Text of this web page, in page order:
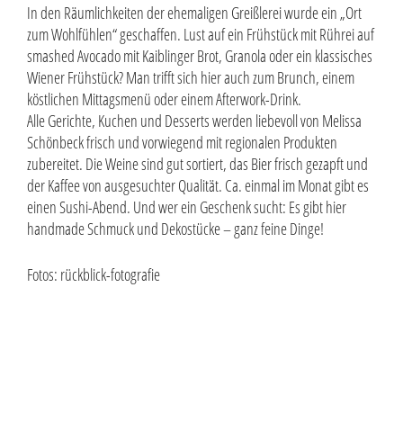
In den Räumlichkeiten der ehemaligen Greißlerei wurde ein „Ort
zum Wohlfühlen“ geschaffen. Lust auf ein Frühstück mit Rührei auf
smashed Avocado mit Kaiblinger Brot, Granola oder ein klassisches
Wiener Frühstück? Man trifft sich hier auch zum Brunch, einem
köstlichen Mittagsmenü oder einem Afterwork-Drink.
Alle Gerichte, Kuchen und Desserts werden liebevoll von Melissa
Schönbeck frisch und vorwiegend mit regionalen Produkten
zubereitet. Die Weine sind gut sortiert, das Bier frisch gezapft und
der Kaffee von ausgesuchter Qualität. Ca. einmal im Monat gibt es
einen Sushi-Abend. Und wer ein Geschenk sucht: Es gibt hier
handmade Schmuck und Dekostücke – ganz feine Dinge!
Fotos: rückblick-fotografie